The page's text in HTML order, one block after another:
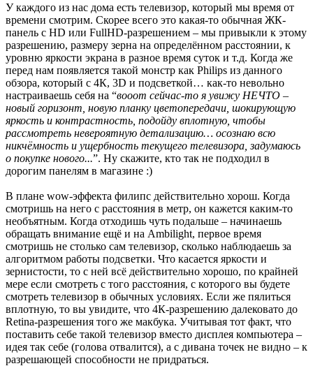
У каждого из нас дома есть телевизор, который мы время от
времени смотрим. Скорее всего это какая-то обычная ЖК-
панель с HD или FullHD-разрешением – мы привыкли к этому
разрешению, размеру зерна на определённом расстоянии, к
уровню яркости экрана в разное время суток и т.д. Когда же
перед нам появляется такой монстр как Philips из данного
обзора, который с 4К, 3D и подсветкой… как-то невольно
настраиваешь себя на “вооот сейчас-то я увижу НЕЧТО –
новый горизонт, новую планку цветопередачи, шокирующую
яркость и контрастность, подойду вплотную, чтобы
рассмотреть невероятную детализацию… осознаю всю
никчёмность и ущербность текущего телевизора, задумаюсь
о покупке нового...”. Ну скажите, кто так не подходил в
дорогим панелям в магазине :)
В плане wow-эффекта филипс действительно хорош. Когда
смотришь на него с расстояния в метр, он кажется каким-то
необъятным. Когда отходишь чуть подальше – начинаешь
обращать внимание ещё и на Ambilight, первое время
смотришь не столько сам телевизор, сколько наблюдаешь за
алгоритмом работы подсветки. Что касается яркости и
зернистости, то с ней всё действительно хорошо, по крайней
мере если смотреть с того расстояния, с которого вы будете
смотреть телевизор в обычных условиях. Если же пялиться
вплотную, то вы увидите, что 4К-разрешению далековато до
Retina-разрешения того же макбука. Учитывая тот факт, что
поставить себе такой телевизор вместо дисплея компьютера –
идея так себе (голова отвалится), а с дивана точек не видно – к
разрешающей способности не придраться.